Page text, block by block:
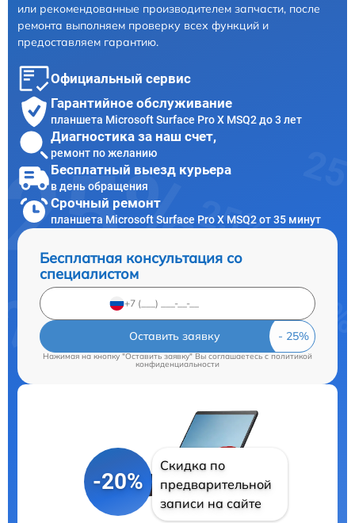
или рекомендованные производителем запчасти, после
ремонта выполняем проверку всех функций и
предоставляем гарантию.
Официальный сервис
Гарантийное обслуживание
планшета Microsoft Surface Pro X MSQ2 до 3 лет
Диагностика за наш счет,
ремонт по желанию
Бесплатный выезд курьера
в день обращения
Срочный ремонт
планшета Microsoft Surface Pro X MSQ2 от 35 минут
Бесплатная консультация со
специалистом
Оставить заявку
Нажимая на кнопку "Оставить заявку" Вы соглашаетесь cполитикой
конфиденциальности
-20%
Скидка по
предварительной
записи на сайте